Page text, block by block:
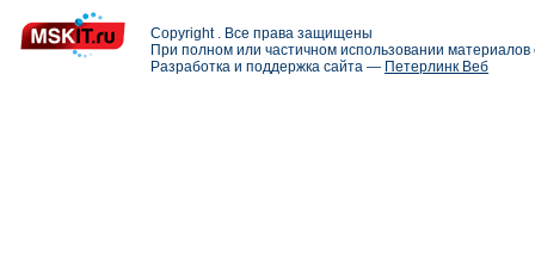
Copyright . Все права защищены
При полном или частичном использовании
Разработка и поддержка сайта — Петерлинк Веб